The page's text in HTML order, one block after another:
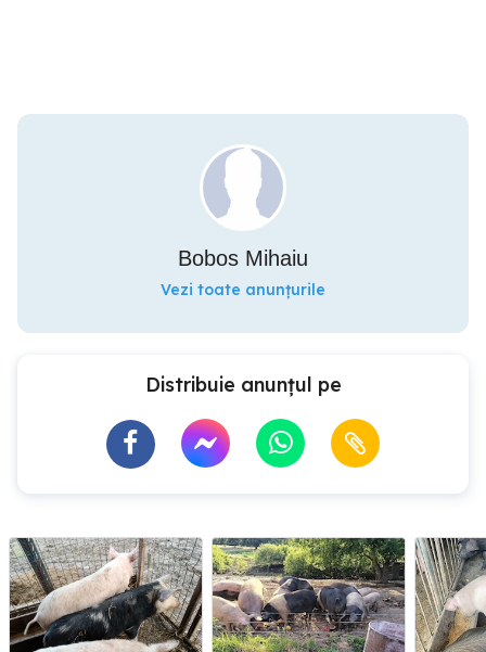
Bobos Mihaiu
Vezi toate anunțurile
Distribuie anunțul pe